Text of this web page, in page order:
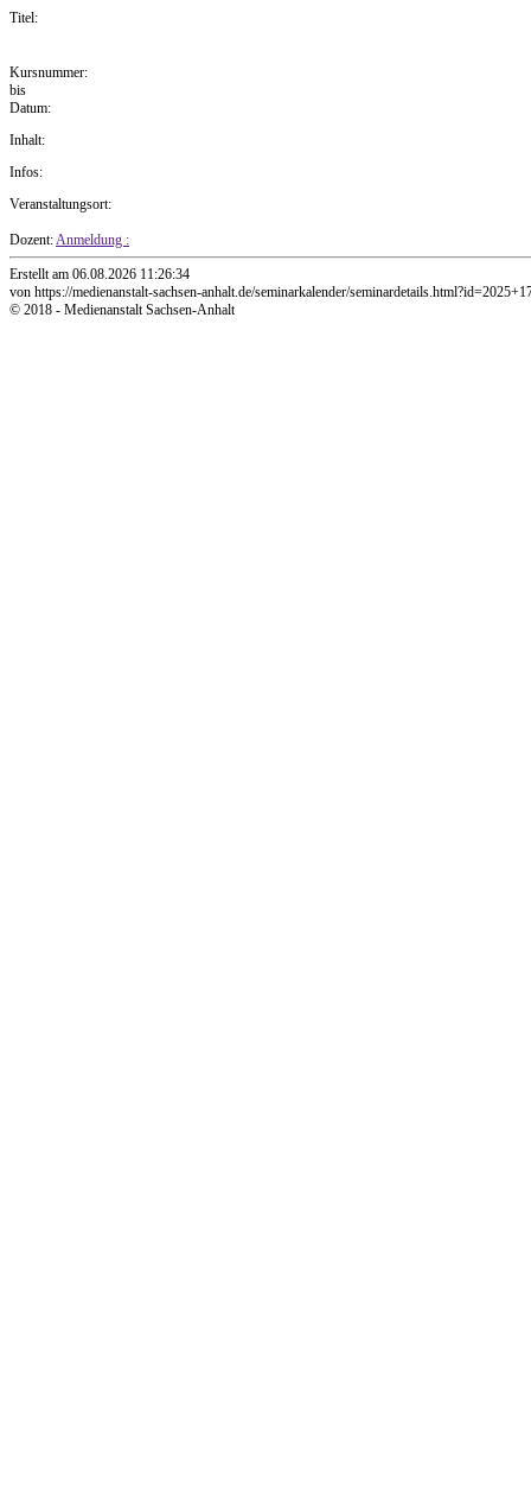
Titel:
Kursnummer:
bis
Datum:
Inhalt:
Infos:
Veranstaltungsort:
Dozent:Anmeldung :
Erstellt am 06.08.2026 11:26:34
von https://medienanstalt-sachsen-anhalt.de/seminarkalender/
© 2018 - Medienanstalt Sachsen-Anhalt